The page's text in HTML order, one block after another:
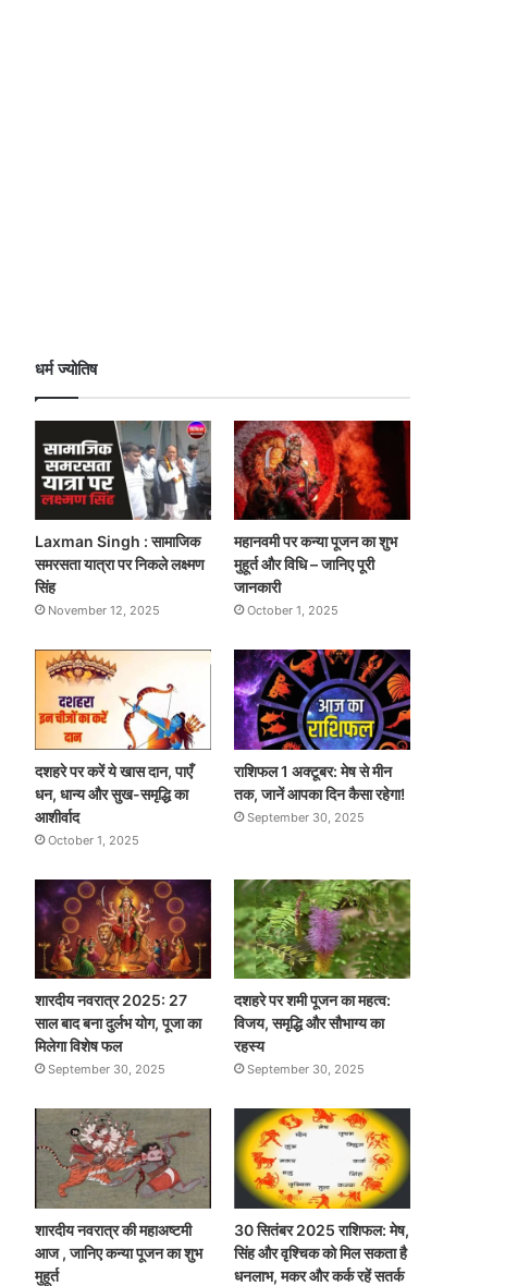
धर्म ज्योतिष
Laxman Singh : सामाजिक
समरसता यात्रा पर निकले लक्ष्मण
सिंह
November 12, 2025
महानवमी पर कन्या पूजन का शुभ
मुहूर्त और विधि – जानिए पूरी
जानकारी
October 1, 2025
दशहरे पर करें ये खास दान, पाएँ
धन, धान्य और सुख-समृद्धि का
आशीर्वाद
October 1, 2025
राशिफल 1 अक्टूबर: मेष से मीन
तक, जानें आपका दिन कैसा रहेगा!
September 30, 2025
शारदीय नवरात्र 2025: 27
साल बाद बना दुर्लभ योग, पूजा का
मिलेगा विशेष फल
September 30, 2025
दशहरे पर शमी पूजन का महत्व:
विजय, समृद्धि और सौभाग्य का
रहस्य
September 30, 2025
शारदीय नवरात्र की महाअष्टमी
आज , जानिए कन्या पूजन का शुभ
मुहूर्त
30 सितंबर 2025 राशिफल: मेष,
सिंह और वृश्चिक को मिल सकता है
धनलाभ, मकर और कर्क रहें सतर्क